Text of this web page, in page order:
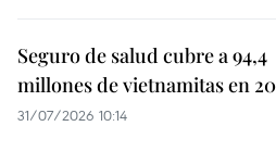
Seguro de salud cubre a 94,4
millones de vietnamitas en
31/07/2026 10:14